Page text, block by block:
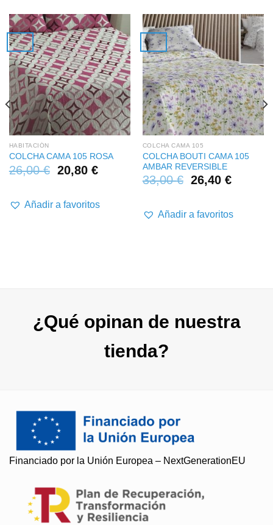
HABITACIÓN
COLCHA CAMA 105 ROSA
26,00€ 20,80 €
Añadir a favoritos
COLCHA CAMA 105
COLCHA BOUTI CAMA 105
AMBAR REVERSIBLE
33,00€ 26,40 €
Añadir a favoritos
¿Qué opinan de nuestra
tienda?
Financiado por la Unión Europea – NextGenerationEU
Soy Paqui, ¿Te ayudo?
Resuelvo todas tus preguntas